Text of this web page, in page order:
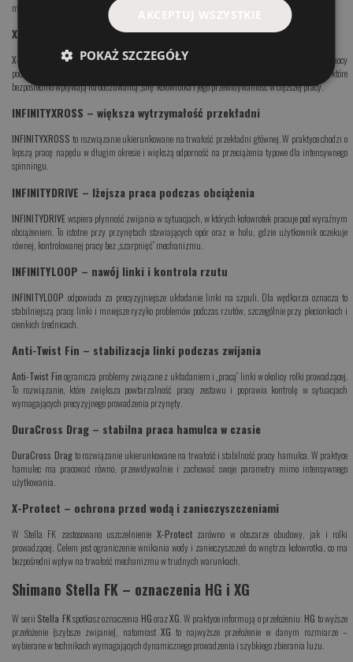
ma znaczenie zwłaszcza przy długich sesjach spinningowych.
X-SHIP – stabilizacja przekładni pod obciążeniem
X-SHIP
odpowiada za stabilizację kluczowych elementów przekładni, co poprawia przeniesienie mocy
podczas prowadzenia przynęt o większym oporze oraz w trakcie holu. To jedna z technologii, które
bezpośrednio wpływają na odczuwalną „siłę” kołowrotka i jego przewidywalność w cięższej pracy.
INFINITYXROSS – większa wytrzymałość przekładni
INFINITYXROSS to rozwiązanie ukierunkowane na trwałość przekładni głównej. W praktyce chodzi o
lepszą pracę napędu w długim okresie i większą odporność na przeciążenia typowe dla intensywnego
spinningu.
INFINITYDRIVE – lżejsza praca podczas obciążenia
INFINITYDRIVEwspiera płynność zwijania w sytuacjach, w których kołowrotek pracuje pod wyraźnym
obciążeniem. To istotne przy przynętach stawiających opór oraz w holu, gdzie użytkownik oczekuje
równej, kontrolowanej pracy bez „szarpnięć” mechanizmu.
INFINITYLOOP – nawój linki i kontrola rzutu
INFINITYLOOP odpowiada za precyzyjniejsze układanie linki na szpuli. Dla wędkarza oznacza to
stabilniejszą pracę linki i mniejsze ryzyko problemów podczas rzutów, szczególnie przy plecionkach i
cienkich średnicach.
Anti-Twist Fin – stabilizacja linki podczas zwijania
Anti-Twist Finogranicza problemy związane z układaniem i „pracą” linki w okolicy rolki prowadzącej.
To rozwiązanie, które zwiększa powtarzalność pracy zestawu i poprawia kontrolę w sytuacjach
wymagających precyzyjnego prowadzenia przynęty.
DuraCross Drag – stabilna praca hamulca w czasie
DuraCross Dragto rozwiązanie ukierunkowane na trwałość i stabilność pracy hamulca. W praktyce
hamulec ma pracować równo, przewidywalnie i zachować swoje parametry mimo intensywnego
użytkowania.
X-Protect – ochrona przed wodą i zanieczyszczeniami
W Stella FK zastosowano uszczelnienie X-Protectzarówno w obszarze obudowy, jak i rolki
prowadzącej. Celem jest ograniczenie wnikania wody i zanieczyszczeń do wnętrza kołowrotka, co ma
bezpośredni wpływ na trwałość mechanizmu w trudnych warunkach.
Shimano Stella FK – oznaczenia HG i XG
W serii Stella FKspotkasz oznaczenia HGorazXG . W praktyce informują o przełożeniu: HG to wyższe
przełożenie (szybsze zwijanie), natomiastXG to najwyższe przełożenie w danym rozmiarze –
wybierane w technikach wymagających dynamicznego prowadzenia i szybkiego zbierania luzu.
AKCEPTUJ WSZYSTKIE
POKAŻ SZCZEGÓŁY